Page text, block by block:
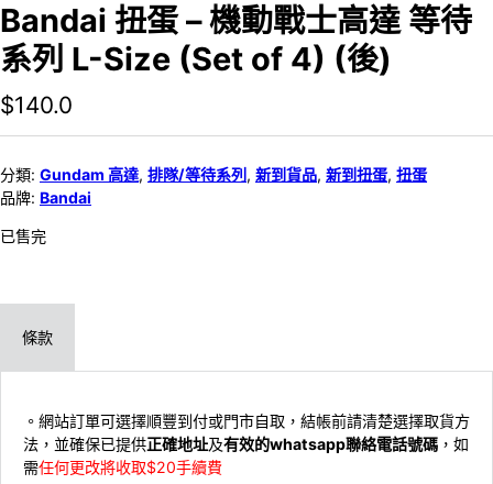
Bandai 扭蛋 – 機動戰士高達 等待
系列 L-Size (Set of 4) (後)
$140.0
分類: Gundam 高達, 排隊/等待系列 , 新到貨品, 新到扭蛋, 扭蛋
品牌: Bandai
已售完
條款
。網站訂單可選擇順豐到付或門市自取，結帳前請清楚選擇取貨方
法，並確保已提供正確地址及有效的whatsapp聯絡電話號碼 ，如
需任何更改將收取$20手續費